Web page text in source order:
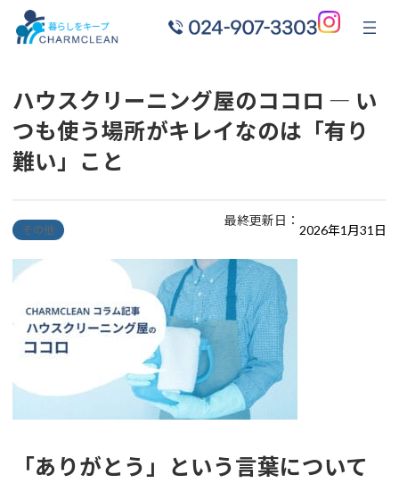
ハウスクリーニング屋のココロ ― い
つも使う場所がキレイなのは「有り
難い」こと
その他
最終更新日：
2026年1月31日
「ありがとう」という言葉について